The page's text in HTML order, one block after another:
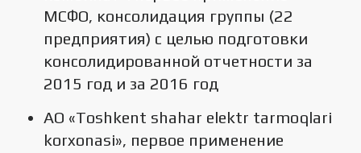
МСФО, консолидация группы (22
предприятия) с целью подготовки
консолидированной отчетности за
2015 год и за 2016 год
АО «Toshkent shahar elektr tarmoqlari
korxonasi», первое применение